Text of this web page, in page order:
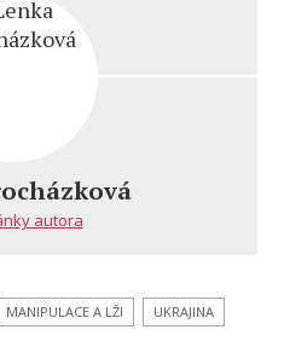
autora
MANIPULACE A LŽI
UKRAJINA